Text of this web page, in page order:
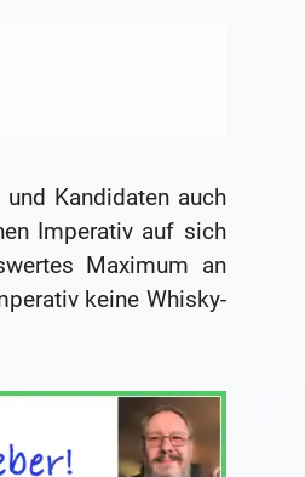
Kandidaten auch
Imperativ auf sich
Maximum an
keine Whisky-